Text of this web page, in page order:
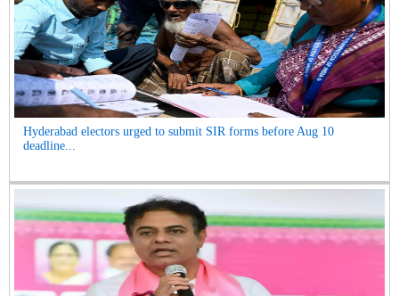
Hyderabad electors urged to submit SIR forms before Aug 10
deadline...